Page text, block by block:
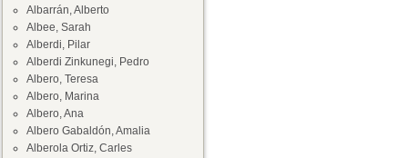
Albarrán, Alberto
Albee, Sarah
Alberdi, Pilar
Alberdi Zinkunegi, Pedro
Albero, Teresa
Albero, Marina
Albero, Ana
Albero Gabaldón, Amalia
Alberola Ortiz, Carles